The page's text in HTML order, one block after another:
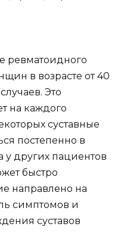
ревматоидного
в возрасте от 40
Это
на каждого
суставные
постепенно в
у других пациентов
быстро
направлено на
симптомов и
суставов